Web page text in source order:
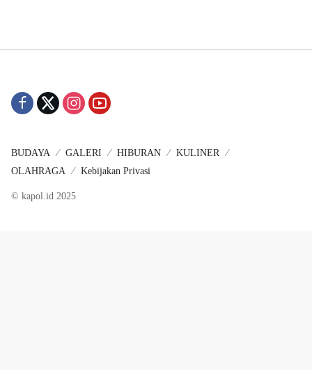
BUDAYA GALERI HIBURAN
KULINER
OLAHRAGA
Kebijakan Privasi
© kapol.id 2025